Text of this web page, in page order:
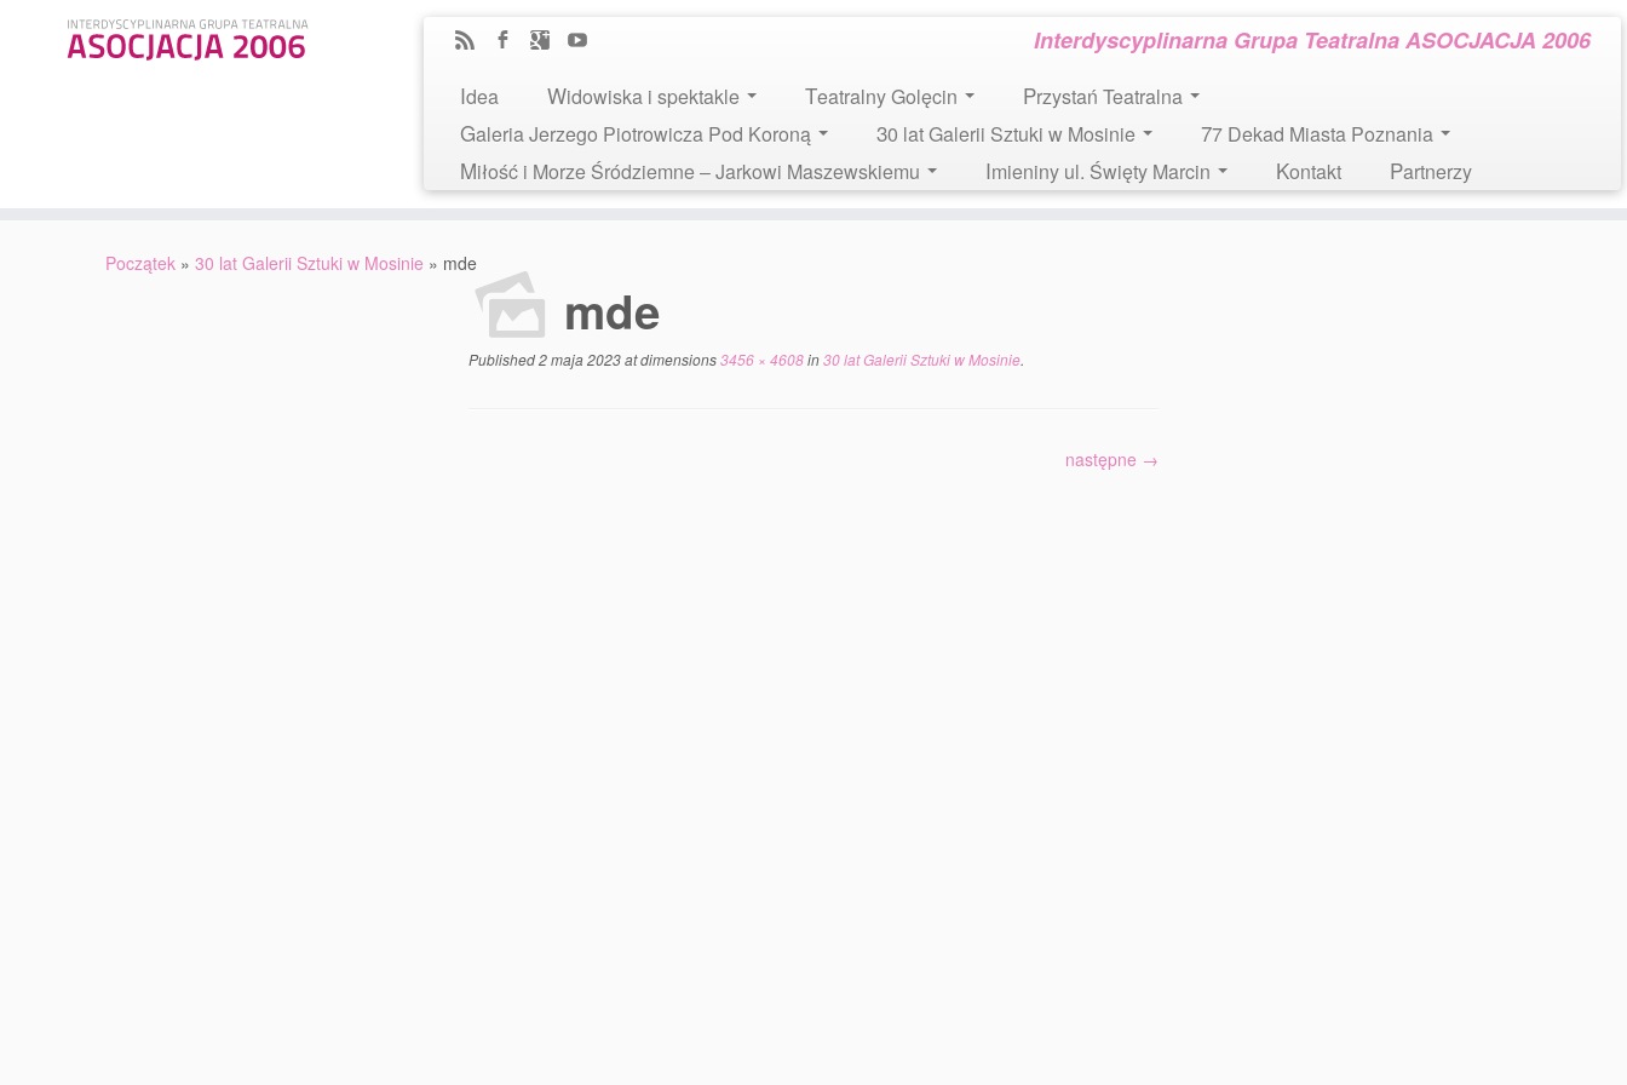
Interdyscyplinarna Grupa Teatralna ASOCJACJA 2006
Idea Widowiska i spektakle Teatralny Golęcin
Przystań Teatralna
Galeria Jerzego Piotrowicza Pod Koroną
30 lat Galerii Sztuki w Mosinie
77 Dekad Miasta Poznania
Miłość i Morze Śródziemne – Jarkowi Maszewskiemu
Imieniny ul. Święty Marcin Kontakt Partnerzy
Początek » 30 lat Galerii Sztuki w Mosinie » mde
mde
Published2 maja 2023at dimensions3456 × 4608in30 lat Galerii Sztuki w Mosinie.
następne →